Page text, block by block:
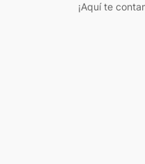
¡Aquí te